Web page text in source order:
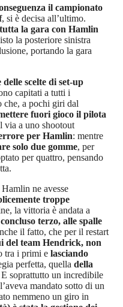
il campionato
, si è decisa all’ultimo.
la gara con Hamlin
la posteriore sinistra
portando la gara
scelte di set-up
capitati a tutti i
che, a pochi giri dal
fuori gioco il pilota
via a uno shootout
per Hamlin: mentre
solo due gomme, per
per quattro, pensando
ne avesse
troppe
la vittoria è andata a
terzo, alle spalle
il fatto, che per il restart
del team Hendrick, non
tra i primi e lasciando
perfetta, quella della
E soprattutto un incredibile
mandato sotto di un
nemmeno un giro in